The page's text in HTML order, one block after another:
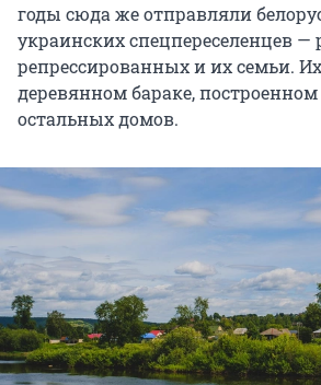
годы сюда же отправляли
украинских спецпереселенцев —
репрессированных и их семьи.
деревянном бараке,
остальных домов.